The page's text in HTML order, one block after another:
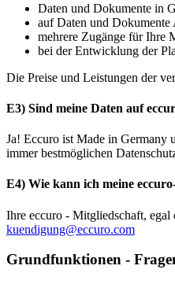
Daten und Dokumente in
auf Daten und
mehrere Zugänge für Ihre
bei der Entwicklung der
Die Preise und Leistungen der
E3) Sind meine Daten auf
Ja! Eccuro ist Made in Germany
immer bestmöglichen
E4) Wie kann ich meine
Ihre eccuro - Mitgliedschaft,
kuendigung@eccuro.com
Grundfunktionen -